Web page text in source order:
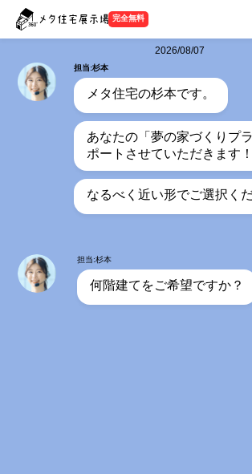
完全無料
2026/08/07
担当:杉本
メタ住宅の杉本です。
あなたの「夢の家づくりプ
ポートさせていただきます！
なるべく近い形でご選択くだ
担当:杉本
何階建てをご希望ですか？